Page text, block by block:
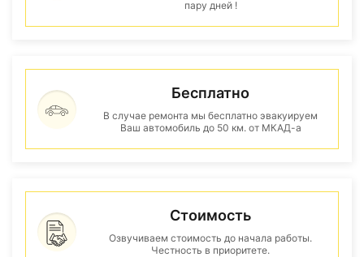
пару дней !
Бесплатно
В случае ремонта мы бесплатно эвакуируем
Ваш автомобиль до 50 км. от МКАД-а
Стоимость
Озвучиваем стоимость до начала работы.
Честность в приоритете.